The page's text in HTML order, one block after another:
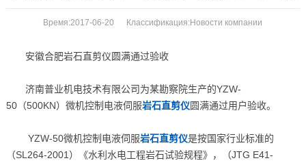
Время:2017-06-20 Классификация:Новости компании
安徽合肥岩石直剪仪圆满通过验收
济南普业机电技术有限公司为某勘察院生产的YZW-
50（500KN）微机控制电液伺服岩石直剪仪圆满通过用户验收。
YZW-50微机控制电液伺服岩石直剪仪是按国家行业标准的
（SL264-2001）《水利水电工程岩石试验规程》，（JTG E41-